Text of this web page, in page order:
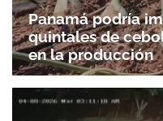
Panamá podría
quintales de
en la producción